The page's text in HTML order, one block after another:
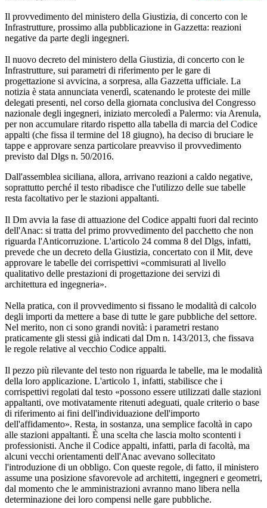
Il provvedimento del ministero della Giustizia, di concerto con le
Infrastrutture, prossimo alla pubblicazione in Gazzetta: reazioni
negative da parte degli ingegneri.
Il nuovo decreto del ministero della Giustizia, di concerto con le
Infrastrutture, sui parametri di riferimento per le gare di
progettazione si avvicina, a sorpresa, alla Gazzetta ufficiale. La
notizia è stata annunciata venerdì, scatenando le proteste dei mille
delegati presenti, nel corso della giornata conclusiva del Congresso
nazionale degli ingegneri, iniziato mercoledì a Palermo: via Arenula,
per non accumulare ritardo rispetto alla tabella di marcia del Codice
appalti (che fissa il termine del 18 giugno), ha deciso di bruciare le
tappe e approvare senza particolare preavviso il provvedimento
previsto dal Dlgs n. 50/2016.
Dall'assemblea siciliana, allora, arrivano reazioni a caldo negative,
soprattutto perché il testo ribadisce che l'utilizzo delle sue tabelle
resta facoltativo per le stazioni appaltanti.
Il Dm avvia la fase di attuazione del Codice appalti fuori dal recinto
dell'Anac: si tratta del primo provvedimento del pacchetto che non
riguarda l'Anticorruzione. L'articolo 24 comma 8 del Dlgs, infatti,
prevede che un decreto della Giustizia, concertato con il Mit, deve
approvare le tabelle dei corrispettivi «commisurati al livello
qualitativo delle prestazioni di progettazione dei servizi di
architettura ed ingegneria».
Nella pratica, con il provvedimento si fissano le modalità di calcolo
degli importi da mettere a base di tutte le gare pubbliche del settore.
Nel merito, non ci sono grandi novità: i parametri restano
praticamente gli stessi già indicati dal Dm n. 143/2013, che fissava
le regole relative al vecchio Codice appalti.
Il pezzo più rilevante del testo non riguarda le tabelle, ma le modalità
della loro applicazione. L'articolo 1, infatti, stabilisce che i
corrispettivi regolati dal testo «possono essere utilizzati dalle stazioni
appaltanti, ove motivatamente ritenuti adeguati, quale criterio o base
di riferimento ai fini dell'individuazione dell'importo
dell'affidamento». Resta, in sostanza, una semplice facoltà in capo
alle stazioni appaltanti. È una scelta che lascia molto scontenti i
professionisti. Anche il Codice appalti, infatti, parla di facoltà, ma
alcuni vecchi orientamenti dell'Anac avevano sollecitato
l'introduzione di un obbligo. Con queste regole, di fatto, il ministero
assume una posizione sfavorevole ad architetti, ingegneri e geometri,
dal momento che le amministrazioni avranno mano libera nella
determinazione dei loro compensi nelle gare pubbliche.